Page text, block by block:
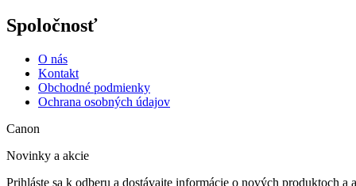
Spoločnosť
O nás
Kontakt
Obchodné podmienky
Ochrana osobných údajov
Canon
Novinky a akcie
Prihláste sa k odberu a dostávajte informácie o nových produktoch a